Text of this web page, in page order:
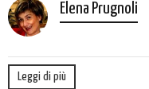
Elena Prugnoli
Leggi di più